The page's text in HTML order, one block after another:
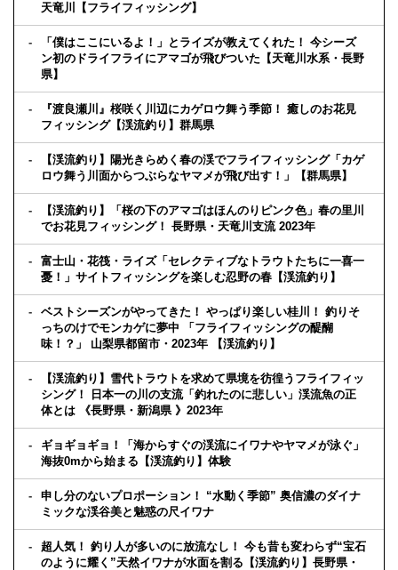
天竜川【フライフィッシング】
「僕はここにいるよ！」とライズが教えてくれた！ 今シーズ
ン初のドライフライにアマゴが飛びついた【天竜川水系・長野
県】
『渡良瀬川』桜咲く川辺にカゲロウ舞う季節！ 癒しのお花見
フィッシング【渓流釣り】群馬県
【渓流釣り】陽光きらめく春の渓でフライフィッシング「カゲ
ロウ舞う川面からつぶらなヤマメが飛び出す！」【群馬県】
【渓流釣り】「桜の下のアマゴはほんのりピンク色」春の里川
でお花見フィッシング！ 長野県・天竜川支流 2023年
富士山・花筏・ライズ「セレクティブなトラウトたちに一喜一
憂！」サイトフィッシングを楽しむ忍野の春【渓流釣り】
ベストシーズンがやってきた！ やっぱり楽しい桂川！ 釣りそ
っちのけでモンカゲに夢中 「フライフィッシングの醍醐
味！？」 山梨県都留市・2023年 【渓流釣り】
【渓流釣り】雪代トラウトを求めて県境を彷徨うフライフィッ
シング！ 日本一の川の支流「釣れたのに悲しい」渓流魚の正
体とは 《長野県・新潟県 》2023年
ギョギョギョ！「海からすぐの渓流にイワナやヤマメが泳ぐ」
海抜0mから始まる【渓流釣り】体験
申し分のないプロポーション！ “水動く季節” 奥信濃のダイナ
ミックな渓谷美と魅惑の尺イワナ
超人気！ 釣り人が多いのに放流なし！ 今も昔も変わらず“宝石
のように耀く”天然イワナが水面を割る【渓流釣り】長野県・